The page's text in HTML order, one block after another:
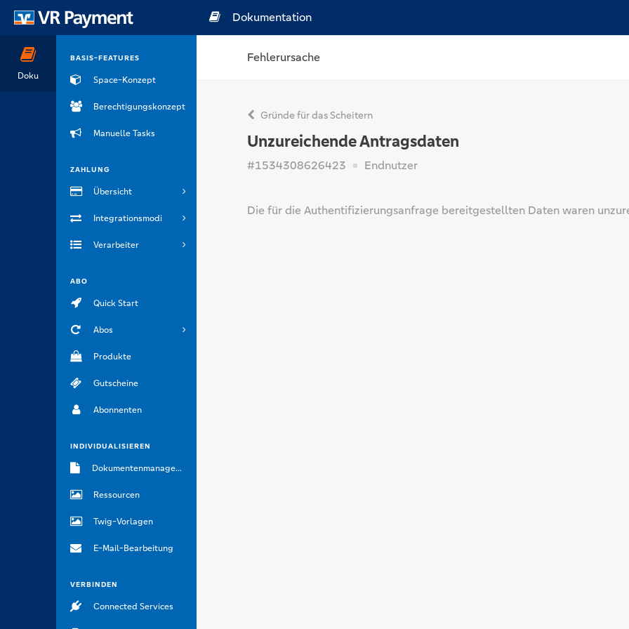
Doku
BASIS-FEATURES
Space-Konzept
Berechtigungskonzept
Manuelle Tasks
ZAHLUNG
Übersicht
Integrationsmodi
Verarbeiter
ABO
Quick Start
Abos
Produkte
Gutscheine
Abonnenten
INDIVIDUALISIEREN
Dokumentenmanagement
Ressourcen
Twig-Vorlagen
E-Mail-Bearbeitung
VERBINDEN
Connected Services
Dokumentation
Fehlerursache
Gründe für das Scheitern
Unzureichende Antragsdaten
#1534308626423 Endnutzer
Die für die Authentifizierungsanfrage bereitgestellten Daten waren